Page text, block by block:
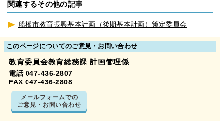
関連するその他の記事
船橋市教育振興基本計画（後期基本計画）策定委員会
このページについてのご意見・お問い合わせ
教育委員会教育総務課 計画管理係
電話 047-436-2807
FAX 047-436-2808
メールフォームでの
ご意見・お問い合わせ